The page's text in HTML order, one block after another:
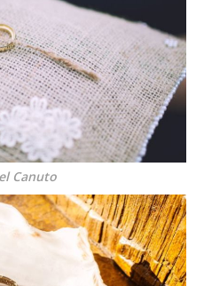
Canuto